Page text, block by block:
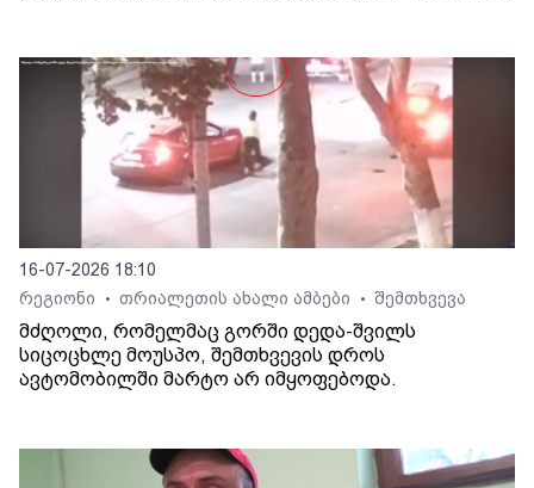
16-07-2026 18:10
რეგიონი
• თრიალეთის ახალი ამბები • შემთხვევა
მძღოლი, რომელმაც გორში დედა-შვილს
სიცოცხლე მოუსპო, შემთხვევის დროს
ავტომობილში მარტო არ იმყოფებოდა.